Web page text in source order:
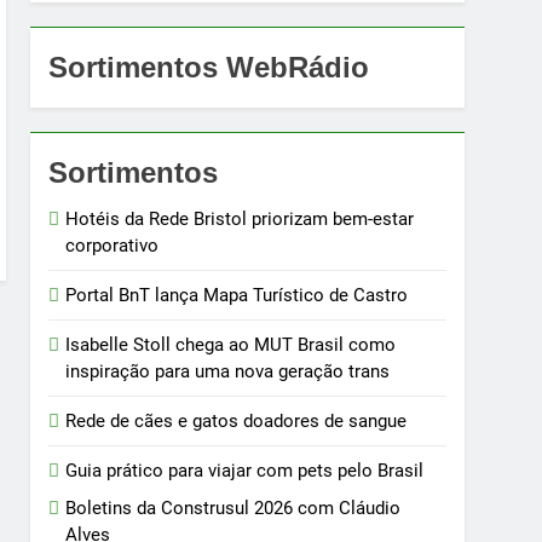
Sortimentos WebRádio
Sortimentos
Hotéis da Rede Bristol priorizam bem-estar
corporativo
Portal BnT lança Mapa Turístico de Castro
Isabelle Stoll chega ao MUT Brasil como
inspiração para uma nova geração trans
Rede de cães e gatos doadores de sangue
Guia prático para viajar com pets pelo Brasil
Boletins da Construsul 2026 com Cláudio
Alves